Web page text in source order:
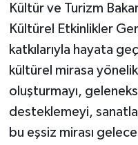
Kültür ve Turizm
Kültürel Etkinlikler
katkılarıyla hayata
kültürel mirasa
oluşturmayı,
desteklemeyi,
bu eşsiz mirası